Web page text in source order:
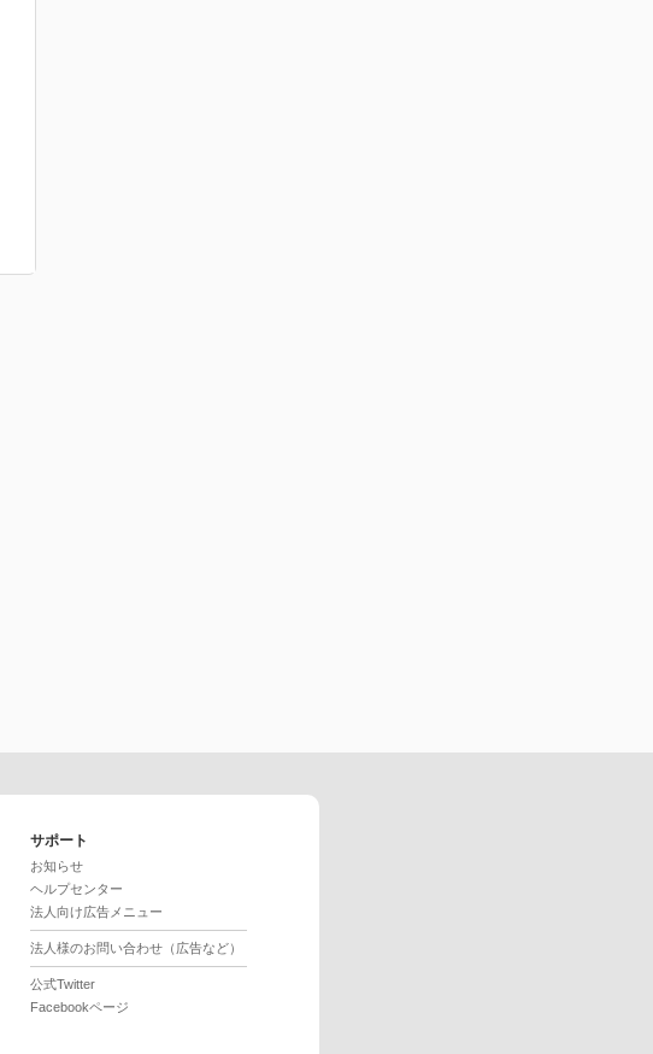
サポート
お知らせ
ヘルプセンター
法人向け広告メニュー
法人様のお問い合わせ（広告など）
公式Twitter
Facebookページ